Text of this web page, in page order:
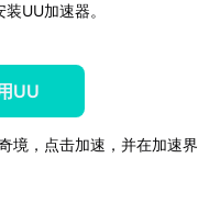
UU加速器。
UU
境，点击加速，并在加速界